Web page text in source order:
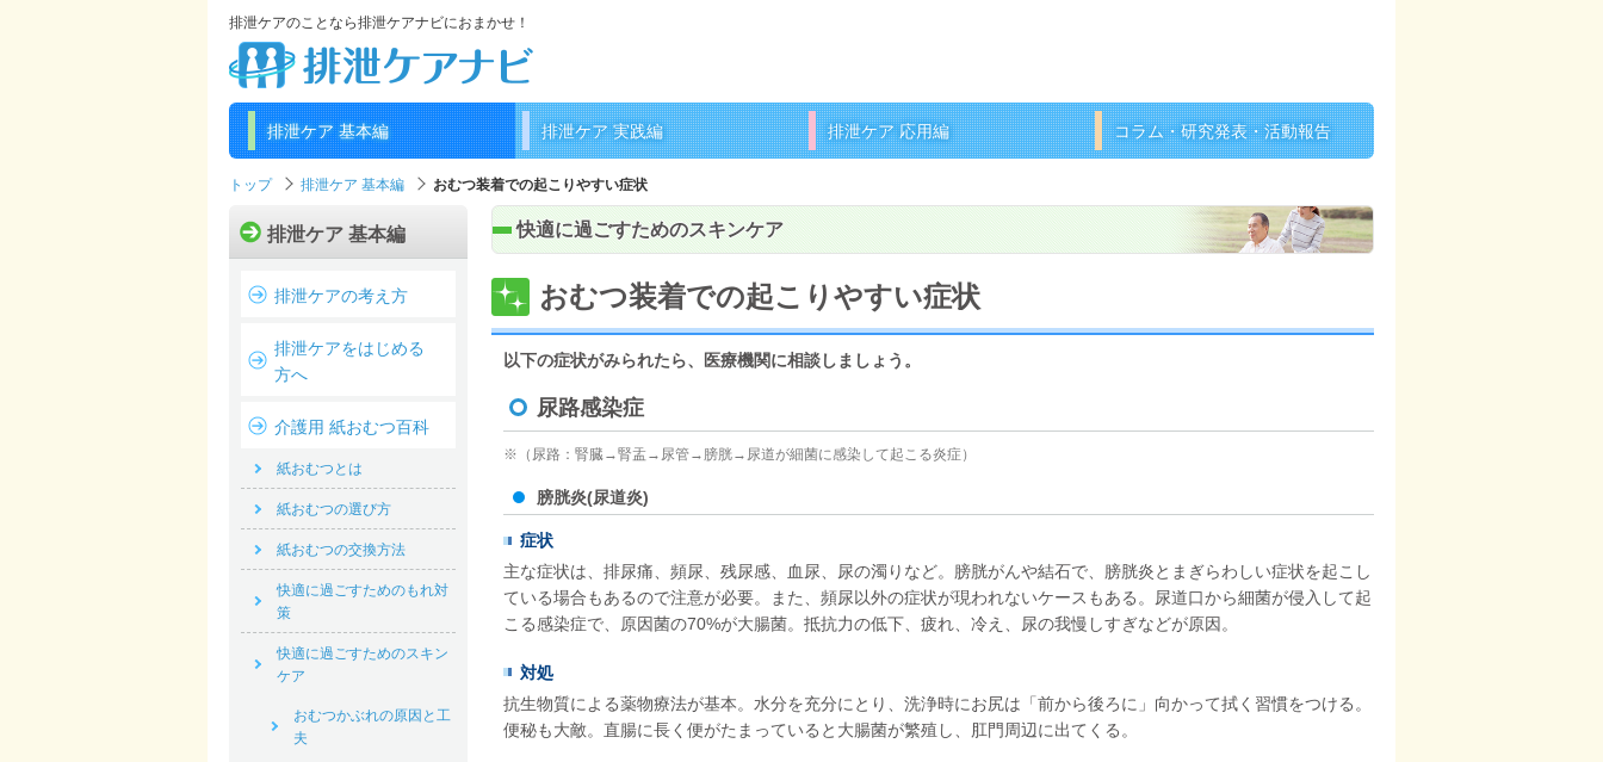
排泄ケアのことなら排泄ケアナビにおまかせ！
排泄ケア 基本編 排泄ケア 実践編 排泄ケア 応用編 コラム・研究発表・活動報告
トップ 排泄ケア 基本編 おむつ装着での起こりやすい症状
排泄ケア 基本編
排泄ケアの考え方
排泄ケアをはじめる
方へ
介護用 紙おむつ百科
紙おむつとは
紙おむつの選び方
紙おむつの交換方法
快適に過ごすためのもれ対
策
快適に過ごすためのスキン
ケア
おむつかぶれの原因と工
夫
快適に過ごすためのスキンケア
おむつ装着での起こりやすい症状
以下の症状がみられたら、医療機関に相談しましょう。
尿路感染症
※（尿路：腎臓→腎盂→尿管→膀胱→尿道が細菌に感染して起こる炎症）
膀胱炎(尿道炎)
症状
主な症状は、排尿痛、頻尿、残尿感、血尿、尿の濁りなど。膀胱がんや結石で、膀胱炎とまぎらわしい症状を起こし
ている場合もあるので注意が必要。また、頻尿以外の症状が現われないケースもある。尿道口から細菌が侵入して起
こる感染症で、原因菌の70%が大腸菌。抵抗力の低下、疲れ、冷え、尿の我慢しすぎなどが原因。
対処
抗生物質による薬物療法が基本。水分を充分にとり、洗浄時にお尻は「前から後ろに」向かって拭く習慣をつける。
便秘も大敵。直腸に長く便がたまっていると大腸菌が繁殖し、肛門周辺に出てくる。